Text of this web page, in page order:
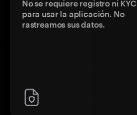
No se requiere registro ni KYC
para usar la aplicación. No
rastreamos sus datos.